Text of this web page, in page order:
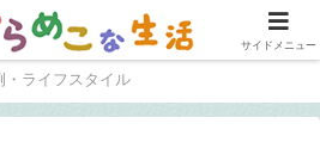
クをこなすためのブログ。
・ライフスタイル
サイドメニュー